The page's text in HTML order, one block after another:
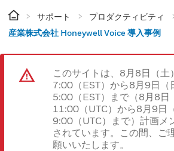
サポート プロダクティビティ
産業株式会社 Honeywell Voice 導入事例
このサイトは、8月8日（土
7:00（EST）から8月9日（
5:00（EST）まで（8月8日
11:00（UTC）から8月9日
9:00（UTC）まで）計画メ
されています。この間、ご
願いいたします。